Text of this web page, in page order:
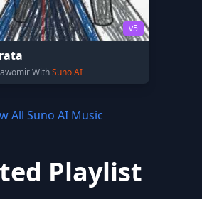
v5
WithSuno AI
All Suno AI Music
Playlist